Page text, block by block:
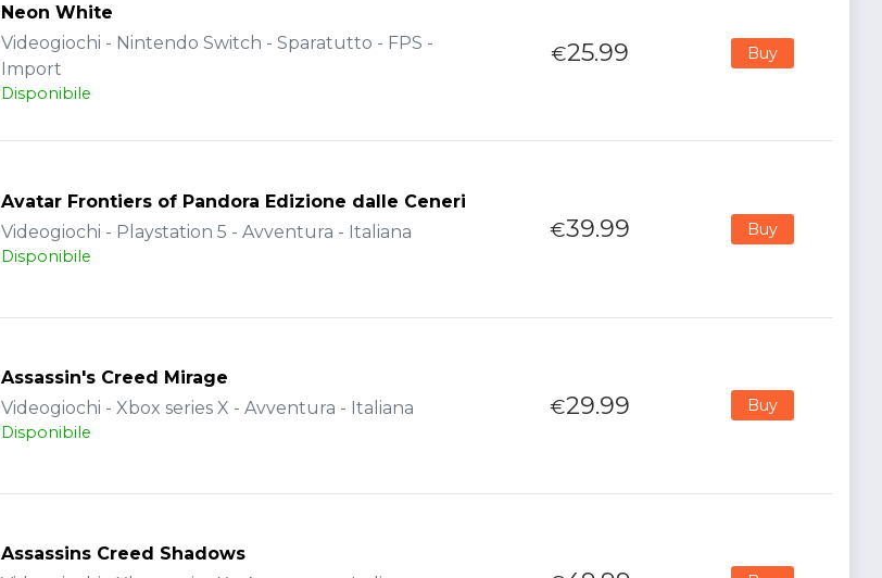
Neon White
Videogiochi - Nintendo Switch - Sparatutto - FPS -
Import
Disponibile
€25.99 Buy
Avatar Frontiers of Pandora Edizione dalle Ceneri
Videogiochi - Playstation 5 - Avventura - Italiana
Disponibile
€39.99 Buy
Assassin's Creed Mirage
Videogiochi - Xbox series X - Avventura - Italiana
Disponibile
€29.99 Buy
Assassins Creed Shadows